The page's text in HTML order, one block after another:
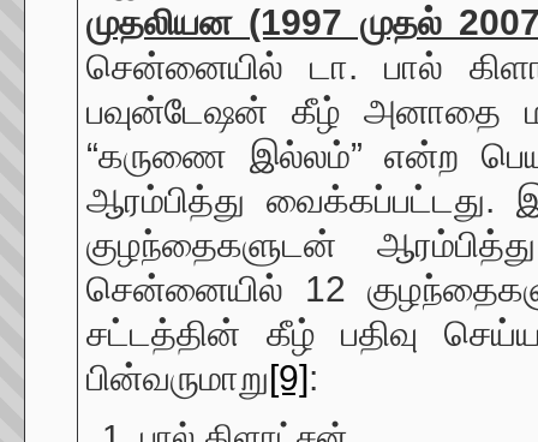
முதலியன (1997 முதல்
சென்னையில் டா. பால்
பவுன்டேஷன் கீழ் அனாதை
“கருணை இல்லம்” என்ற
ஆரம்பித்து வைக்கப்பட்டது.
குழந்தைகளுடன்
சென்னையில் 12
சட்டத்தின் கீழ் பதிவு
பின்வருமாறு[9]: